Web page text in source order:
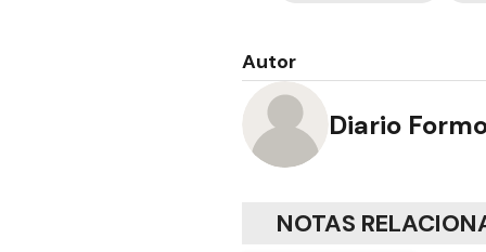
Autor
Diario
NOTAS